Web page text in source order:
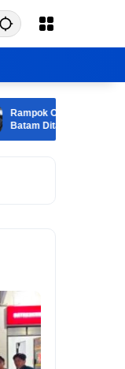
Ojek Online di Bukit
Ditangkap, Motor Korban